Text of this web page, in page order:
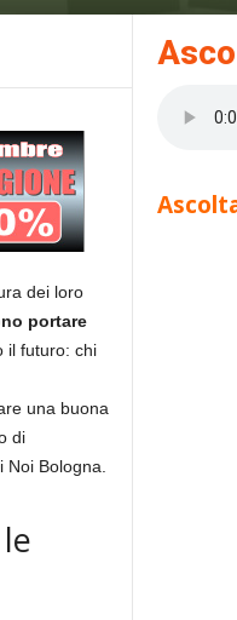
dei loro
portare
il futuro: chi
una buona
di
Bologna.